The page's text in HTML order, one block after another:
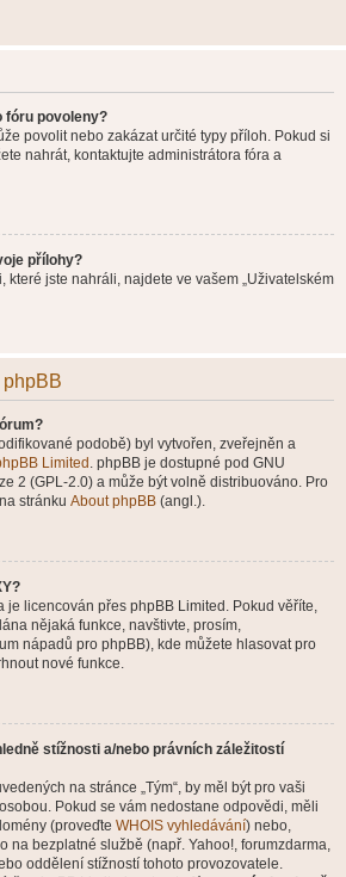
fóru povoleny?
povolit nebo zakázat určité typy příloh. Pokud si
nahrát, kontaktujte administrátora fóra a
přílohy?
které jste nahráli, najdete ve vašem „Uživatelském
podobě) byl vytvořen, zveřejněn a
Limited . phpBB je dostupné pod GNU
2 (GPL-2.0) a může být volně distribuováno. Pro
stránku About phpBB (angl.).
je licencován přes phpBB Limited. Pokud věříte,
nějaká funkce, navštivte, prosím,
nápadů pro phpBB), kde můžete hlasovat pro
nové funkce.
stížnosti a/nebo právních záležitostí
na stránce „Tým“, by měl být pro vaši
Pokud se vám nedostane odpovědi, měli
(proveďte WHOIS vyhledávání) nebo,
na bezplatné službě (např. Yahoo!, forumzdarma,
oddělení stížností tohoto provozovatele.